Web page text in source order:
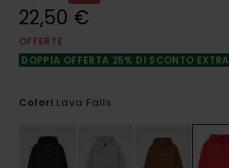
22,50 €
OFFERTE
DOPPIA OFFERTA 25% DI SCONTO EXTRA
Colori Lava Falls